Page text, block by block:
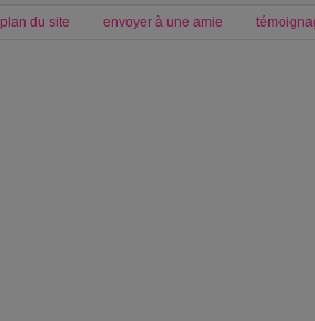
plan du site envoyer à une amie